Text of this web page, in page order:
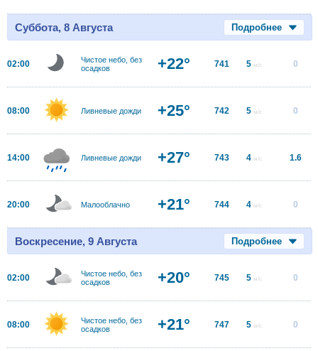
Суббота, 8 Августа Подробнее
02:00
Чистое небо, без
осадков
+22° 741 5 м/с 0
08:00 Ливневые дожди +25° 742 5 м/с 0
14:00 Ливневые дожди +27° 743 4 м/с 1.6
20:00 Малооблачно +21° 744 4 м/с 0
Воскресение, 9 Августа Подробнее
02:00
Чистое небо, без
осадков
+20° 745 5 м/с 0
08:00
Чистое небо, без
осадков
+21° 747 5 м/с 0